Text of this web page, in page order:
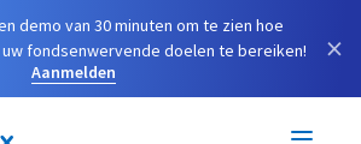
demo van 30 minuten om te zien hoe
uw fondsenwervende doelen te bereiken!
Aanmelden
×